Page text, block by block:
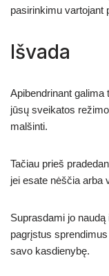
pasirinkimu vartojant
Išvada
Apibendrinant galima
jūsų sveikatos
malšinti.
Tačiau prieš
jei esate nėščia arba
Suprasdami jo
pagrįstus
savo kasdienybę.